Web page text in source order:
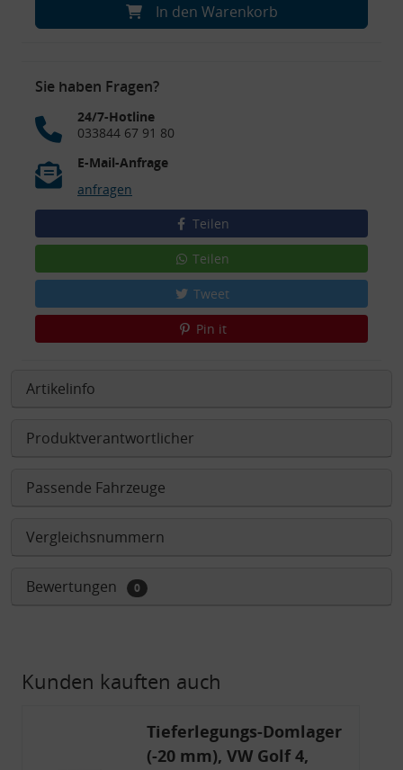
In den Warenkorb
Sie haben Fragen?
24/7-Hotline
033844 67 91 80
E-Mail-Anfrage
anfragen
Teilen
Teilen
Tweet
Pin it
Artikelinfo
Produktverantwortlicher
Passende Fahrzeuge
Vergleichsnummern
Bewertungen 0
Kunden kauften auch
Tieferlegungs-Domlager
(-20 mm), VW Golf 4,